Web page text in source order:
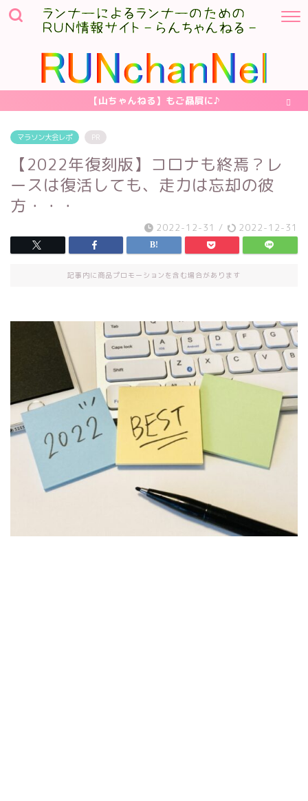
【山ちゃんねる】もご贔屓に♪
マラソン大会レポ PR
【2022年復刻版】コロナも終焉？レ
ースは復活しても、走力は忘却の彼
方・・・
2022-12-31 / 2022-12-31
記事内に商品プロモーションを含む場合があります